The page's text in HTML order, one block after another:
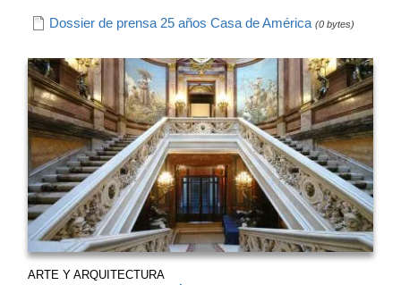
Dossier de prensa 25 años Casa de América (0 bytes)
ARTE Y ARQUITECTURA